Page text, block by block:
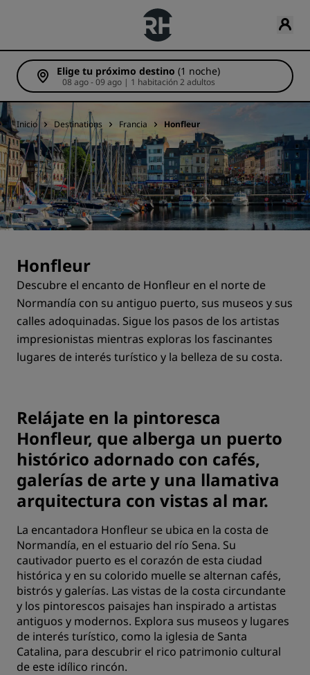
Elige tu próximo destino (1 noche)
08 ago - 09 ago | 1 habitación 2 adultos
Inicio Destinations Francia Honfleur
Honfleur
Descubre el encanto de Honfleur en el norte de
Normandía con su antiguo puerto, sus museos y sus
calles adoquinadas. Sigue los pasos de los artistas
impresionistas mientras exploras los fascinantes
lugares de interés turístico y la belleza de su costa.
Relájate en la pintoresca
Honfleur, que alberga un puerto
histórico adornado con cafés,
galerías de arte y una llamativa
arquitectura con vistas al mar.
La encantadora Honfleur se ubica en la costa de
Normandía, en el estuario del río Sena. Su
cautivador puerto es el corazón de esta ciudad
histórica y en su colorido muelle se alternan cafés,
bistrós y galerías. Las vistas de la costa circundante
y los pintorescos paisajes han inspirado a artistas
antiguos y modernos. Explora sus museos y lugares
de interés turístico, como la iglesia de Santa
Catalina, para descubrir el rico patrimonio cultural
de este idílico rincón.